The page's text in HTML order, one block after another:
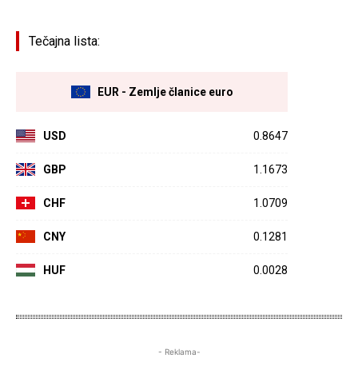
Tečajna lista:
EUR - Zemlje članice euro
USD 0.8647
GBP 1.1673
CHF 1.0709
CNY 0.1281
HUF 0.0028
- Reklama-